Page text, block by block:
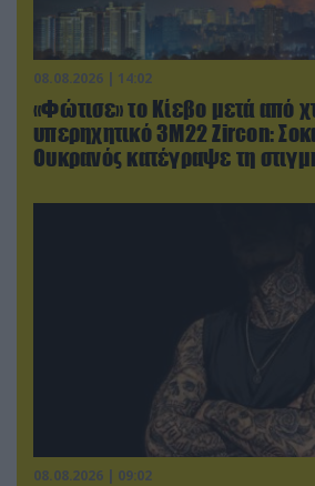
08.08.2026 | 14:02
«Φώτισε» το Κίεβο μετά από
υπερηχητικό 3M22 Zircon:
Ουκρανός κατέγραψε τη
08.08.2026 | 09:02